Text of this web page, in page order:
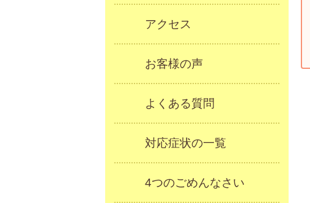
アクセス
お客様の声
よくある質問
対応症状の一覧
4つのごめんなさい